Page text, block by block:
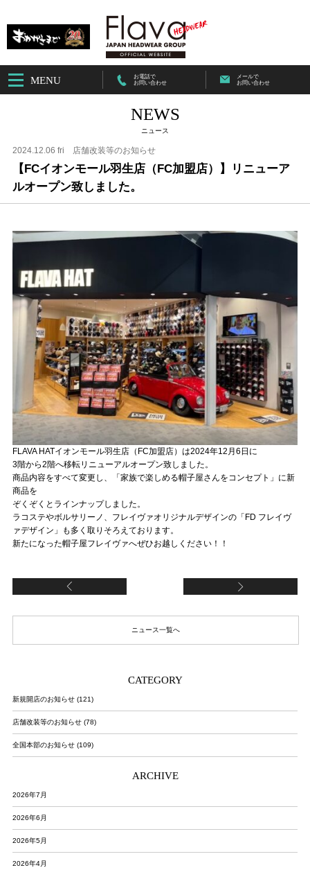
MENU
お電話で
お問い合わせ
メールで
お問い合わせ
NEWS
ニュース
2024.12.06 fri 店舗改装等のお知らせ
【FCイオンモール羽生店（FC加盟店）】リニューア
ルオープン致しました。
FLAVA HATイオンモール羽生店（FC加盟店）は2024年12月6日に
3階から2階へ移転リニューアルオープン致しました。
商品内容をすべて変更し、「家族で楽しめる帽子屋さんをコンセプト」に新
商品を
ぞくぞくとラインナップしました。
ラコステやボルサリーノ、フレイヴァオリジナルデザインの「FD フレイヴ
ァデザイン」も多く取りそろえております。
新たになった帽子屋フレイヴァへぜひお越しください！！
【FCスマーク伊勢崎店（FC加盟店）】新規オ
ニュース一覧へ
CATEGORY
新規開店のお知らせ (121)
店舗改装等のお知らせ (78)
全国本部のお知らせ (109)
ARCHIVE
2026年7月
2026年6月
2026年5月
2026年4月